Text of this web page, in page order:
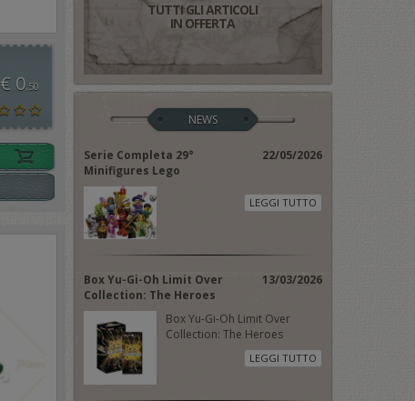
€ 0,50
TUTTI GLI ARTICOLI
IN OFFERTA
NEWS
Serie Completa 29°
Minifigures Lego
22/05/2026
LEGGI TUTTO
Box Yu-Gi-Oh Limit Over
Collection: The Heroes
13/03/2026
Box Yu-Gi-Oh Limit Over
Collection: The Heroes
LEGGI TUTTO